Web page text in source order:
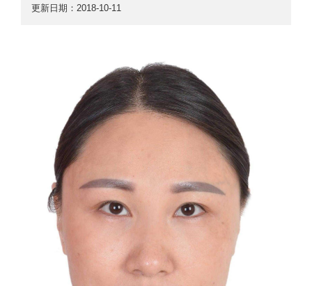
更新日期：2018-10-11